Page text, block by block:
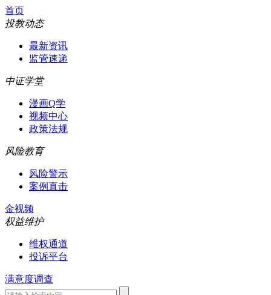
首页
投教动态
最新资讯
监管速递
中证学堂
漫画Q学
视频中心
政策法规
风险教育
风险警示
案例直击
金视频
权益维护
维权通道
投诉平台
满意度调查